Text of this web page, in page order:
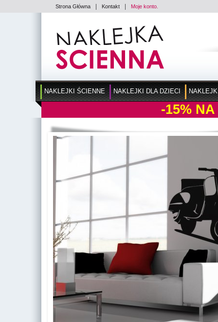
Strona Główna Kontakt Moje konto.
NAKLEJKI ŚCIENNE NAKLEJKI DLA DZIECI
-15% NA